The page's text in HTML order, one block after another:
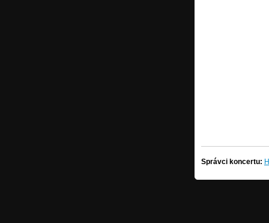
Správci koncertu: